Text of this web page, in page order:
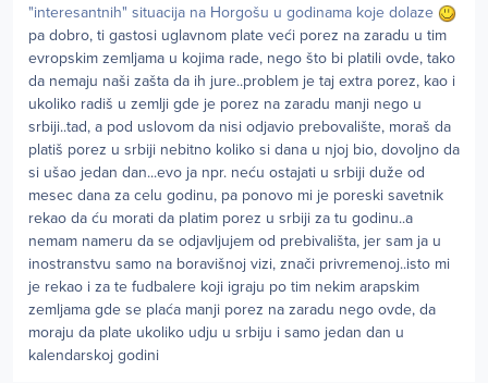
"interesantnih" situacija na Horgošu u godinama koje dolaze
pa dobro, ti gastosi uglavnom plate veći porez na zaradu u tim
evropskim zemljama u kojima rade, nego što bi platili ovde, tako
da nemaju naši zašta da ih jure..problem je taj extra porez, kao i
ukoliko radiš u zemlji gde je porez na zaradu manji nego u
srbiji..tad, a pod uslovom da nisi odjavio prebovalište, moraš da
platiš porez u srbiji nebitno koliko si dana u njoj bio, dovoljno da
si ušao jedan dan...evo ja npr. neću ostajati u srbiji duže od
mesec dana za celu godinu, pa ponovo mi je poreski savetnik
rekao da ću morati da platim porez u srbiji za tu godinu..a
nemam nameru da se odjavljujem od prebivališta, jer sam ja u
inostranstvu samo na boravišnoj vizi, znači privremenoj..isto mi
je rekao i za te fudbalere koji igraju po tim nekim arapskim
zemljama gde se plaća manji porez na zaradu nego ovde, da
moraju da plate ukoliko udju u srbiju i samo jedan dan u
kalendarskoj godini